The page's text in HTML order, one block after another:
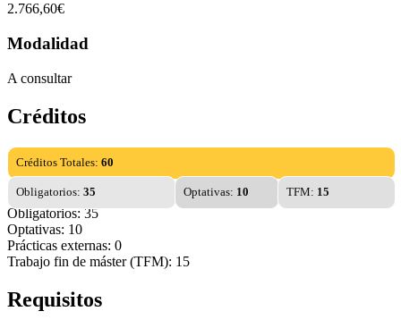
2.766,60€
Modalidad
A consultar
Créditos
Créditos Totales: 60
Obligatorios: 35 Optativas: 10 TFM: 15
Obligatorios: 35
Optativas: 10
Prácticas externas: 0
Trabajo fin de máster (TFM): 15
Requisitos